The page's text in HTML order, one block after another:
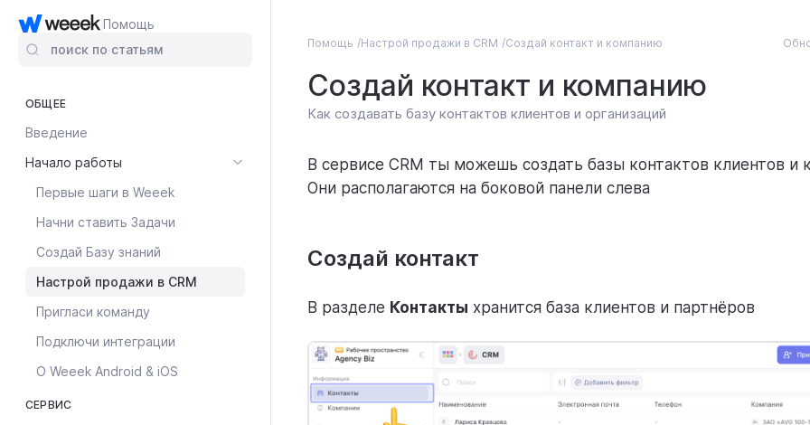
Помощь
поиск по статьям
ОБЩЕЕ
Введение
Начало работы
Первые шаги в Weeek
Начни ставить Задачи
Создай Базу знаний
Настрой продажи в CRM
Пригласи команду
Подключи интеграции
О Weeek Android & iOS
СЕРВИС
Помощь Настрой продажи в CRM Создай контакт и компанию
Создай контакт и компанию
Как создавать базу контактов клиентов и организаций
В сервисе CRM ты можешь создать базы контактов клиентов и
Они располагаются на боковой панели слева
Создай контакт
В разделе Контакты хранится база клиентов и партнёров